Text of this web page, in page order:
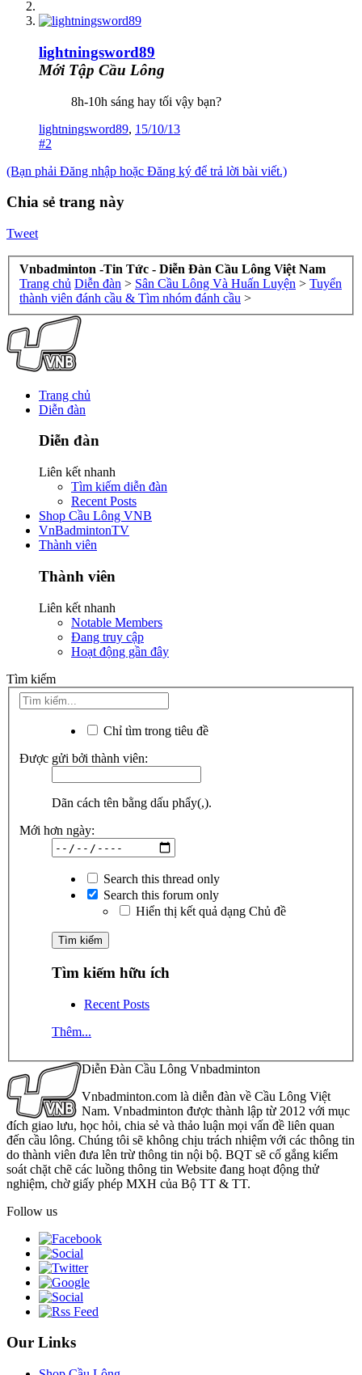
lightningsword89
Mới Tập Cầu Lông
8h-10h sáng hay tối vậy bạn?
lightningsword89, 15/10/13
#2
(Bạn phải Đăng nhập hoặc Đăng ký để trả lời bài viết.)
Chia sẻ trang này
Tweet
Vnbadminton -Tin Tức - Diễn Đàn Cầu Lông Việt Nam
Trang chủ Diễn đàn > Sân Cầu Lông Và Huấn Luyện > Tuyển
thành viên đánh cầu & Tìm nhóm đánh cầu >
Trang chủ
Diễn đàn
Diễn đàn
Liên kết nhanh
Tìm kiếm diễn đàn
Recent Posts
Shop Cầu Lông VNB
VnBadmintonTV
Thành viên
Thành viên
Liên kết nhanh
Notable Members
Đang truy cập
Hoạt động gần đây
Tìm kiếm
Chỉ tìm trong tiêu đề
Được gửi bởi thành viên:
Dãn cách tên bằng dấu phẩy(,).
Mới hơn ngày:
Search this thread only
Search this forum only
Hiển thị kết quả dạng Chủ đề
Tìm kiếm hữu ích
Recent Posts
Thêm...
Diễn Đàn Cầu Lông Vnbadminton
Vnbadminton.com là diễn đàn về Cầu Lông Việt
Nam. Vnbadminton được thành lập từ 2012 với mục
đích giao lưu, học hỏi, chia sẻ và thảo luận mọi vấn đề liên quan
đến cầu lông. Chúng tôi sẽ không chịu trách nhiệm với các thông tin
do thành viên đưa lên trừ thông tin nội bộ. BQT sẽ cố gắng kiểm
soát chặt chẽ các luồng thông tin Website đang hoạt động thử
nghiệm, chờ giấy phép MXH của Bộ TT & TT.
Follow us
Our Links